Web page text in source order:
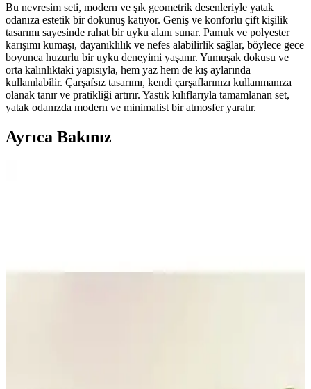
Bu nevresim seti, modern ve şık geometrik desenleriyle yatak
odanıza estetik bir dokunuş katıyor. Geniş ve konforlu çift kişilik
tasarımı sayesinde rahat bir uyku alanı sunar. Pamuk ve polyester
karışımı kumaşı, dayanıklılık ve nefes alabilirlik sağlar, böylece gece
boyunca huzurlu bir uyku deneyimi yaşanır. Yumuşak dokusu ve
orta kalınlıktaki yapısıyla, hem yaz hem de kış aylarında
kullanılabilir. Çarşafsız tasarımı, kendi çarşaflarınızı kullanmanıza
olanak tanır ve pratikliği artırır. Yastık kılıflarıyla tamamlanan set,
yatak odanızda modern ve minimalist bir atmosfer yaratır.
Ayrıca Bakınız
Koltuk Örtüsü Karşılaştırması: Faiend Likrali ve